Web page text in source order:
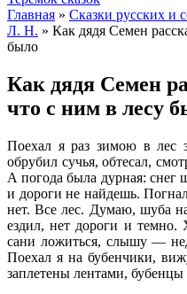
Главная » Сказки русских и
Л. Н. » Как дядя Семен
было
Как дядя Семен
что с ним в лесу
Поехал я раз зимою в лес
обрубил сучья, обтесал,
А погода была дурная: снег
и дороги не найдешь.
нет. Все лес. Думаю, шуба
ездил, нет дороги и темно.
сани ложиться, слышу —
Поехал я на бубенчики,
заплетены лентами, бубенцы